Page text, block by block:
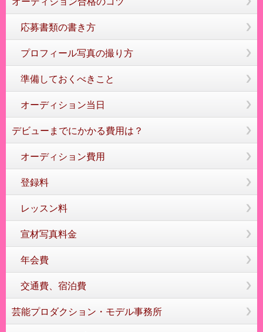
応募書類の書き方
プロフィール写真の撮り方
準備しておくべきこと
オーディション当日
デビューまでにかかる費用は？
オーディション費用
登録料
レッスン料
宣材写真料金
年会費
交通費、宿泊費
芸能プロダクション・モデル事務所